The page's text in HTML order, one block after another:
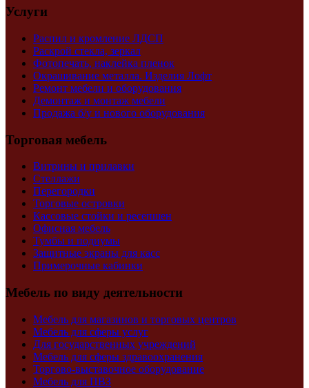
Услуги
Распил и кромление ЛДСП
Раскрой стекла, зеркал
Фотопечать, наклейка пленок
Окрашивание металла. Изделия Лофт
Ремонт мебели и оборудования
Демонтаж и монтаж мебели
Продажа б/у и нового оборудования
Торговая мебель
Витрины и прилавки
Стеллажи
Перегородки
Торговые островки
Кассовые стойки и ресепшен
Офисная мебель
Тумбы и подиумы
Защитные экраны для касс
Примерочные кабинки
Мебель по виду деятельности
Мебель для магазинов и торговых центров
Мебель для сферы услуг
Для государственных учреждений
Мебель для сферы здравоохранения
Торгово-выставочное оборудование
Мебель для ПВЗ